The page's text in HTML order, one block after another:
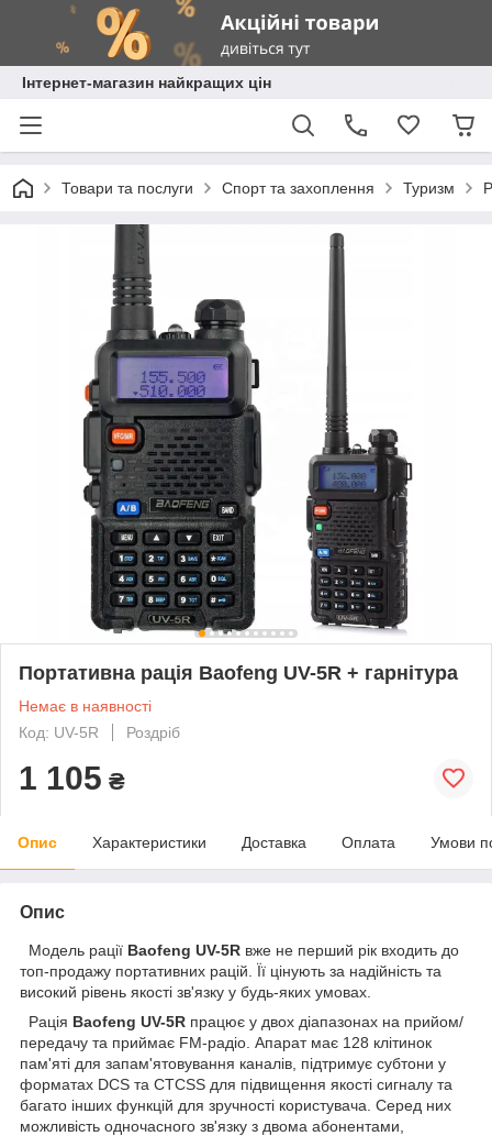
Інтернет-магазин найкращих цін
Товари та послуги Спорт та захоплення Туризм
Портативна рація Baofeng UV-5R + гарнітура
Немає в наявності
Код: UV-5R
Роздріб
1 105 ₴
Опис Характеристики Доставка Оплата Умови
Опис
Модель рації Baofeng UV-5R вже не перший рік входить до
топ-продажу портативних рацій. Її цінують за надійність та
високий рівень якості зв'язку у будь-яких умовах.
Рація Baofeng UV-5R працює у двох діапазонах на прийом/
передачу та приймає FM-радіо. Апарат має 128 клітинок
пам'яті для запам'ятовування каналів, підтримує субтони у
форматах DCS та CTCSS для підвищення якості сигналу та
багато інших функцій для зручності користувача. Серед них
можливість одночасного зв'язку з двома абонентами,